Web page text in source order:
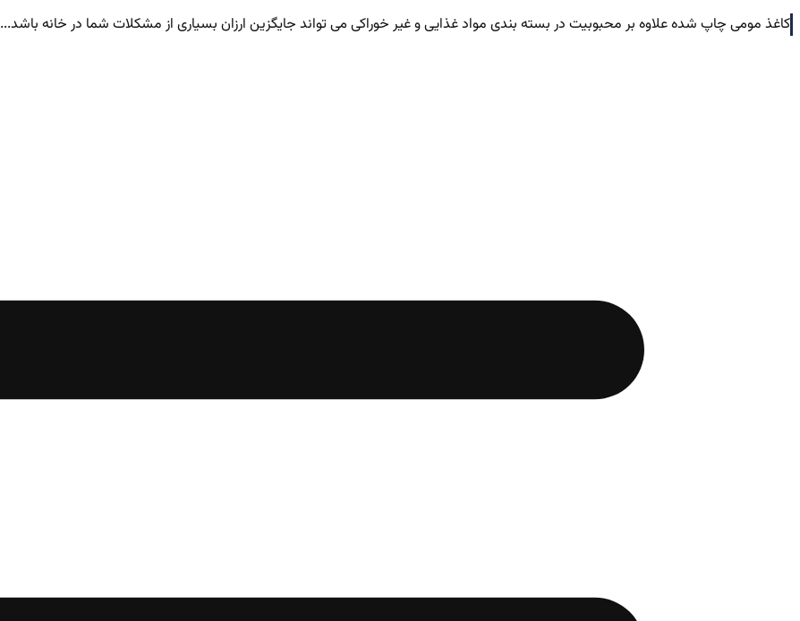
کاغذ مومی چاپ شده علاوه بر محبوبیت در بسته بندی مواد غذایی و غیر خوراکی می تواند جایگزین ارزان بسیاری از مشکلات شما در خانه باشد...